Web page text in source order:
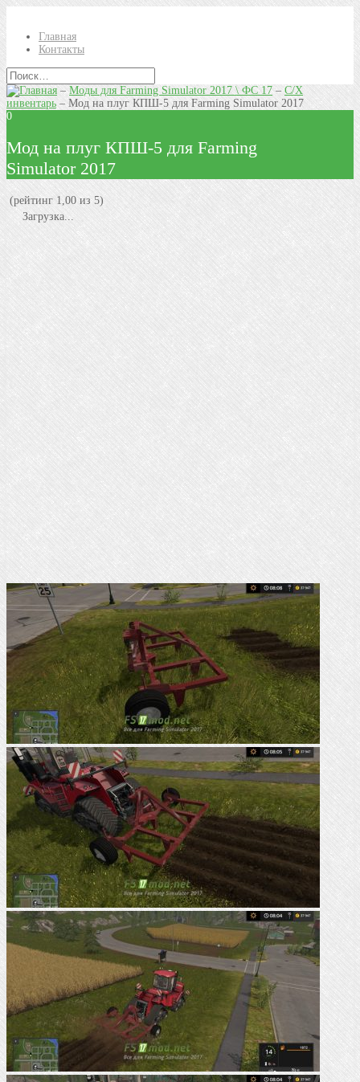
Главная
Контакты
–Моды для Farming Simulator 2017 \ ФС 17– С/Х
инвентарь – Мод на плуг КПШ-5 для Farming Simulator 2017
0
Мод на плуг КПШ-5 для Farming
Simulator 2017
(рейтинг 1,00 из 5)
Загрузка...